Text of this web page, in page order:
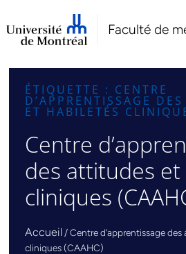
Faculté de
ÉTIQUETTE : CENTRE
D’APPRENTISSAGE
ET HABILETÉS
Centre
des attitudes
cliniques
Accueil /Centre d'apprentissage
cliniques (CAAHC)